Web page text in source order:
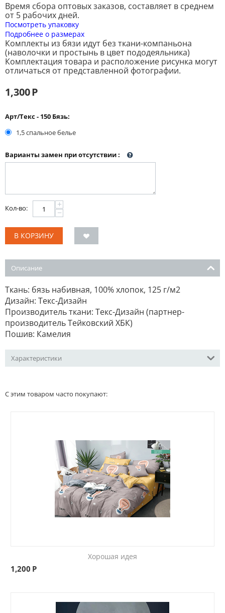
Время сбора оптовых заказов, составляет в среднем
от 5 рабочих дней.
Посмотреть упаковку
Подробнее о размерах
Комплекты из бязи идут без ткани-компаньона
(наволочки и простынь в цвет пододеяльника)
Комплектация товара и расположение рисунка могут
отличаться от представленной фотографии.
1,300Р
Арт/Текс - 150 Бязь:
1,5 спальное белье
Варианты замен при отсутствии:
Кол-во: +
−
В КОРЗИНУ
Описание
Ткань: бязь набивная, 100% хлопок, 125 г/м2
Дизайн: Текс-Дизайн
Производитель ткани: Текс-Дизайн (партнер-
производитель Тейковский ХБК)
Пошив: Камелия
Характеристики
С этим товаром часто покупают:
Хорошая идея
1,200 Р